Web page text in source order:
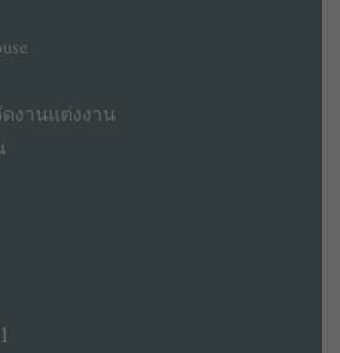
งานแต่งงาน